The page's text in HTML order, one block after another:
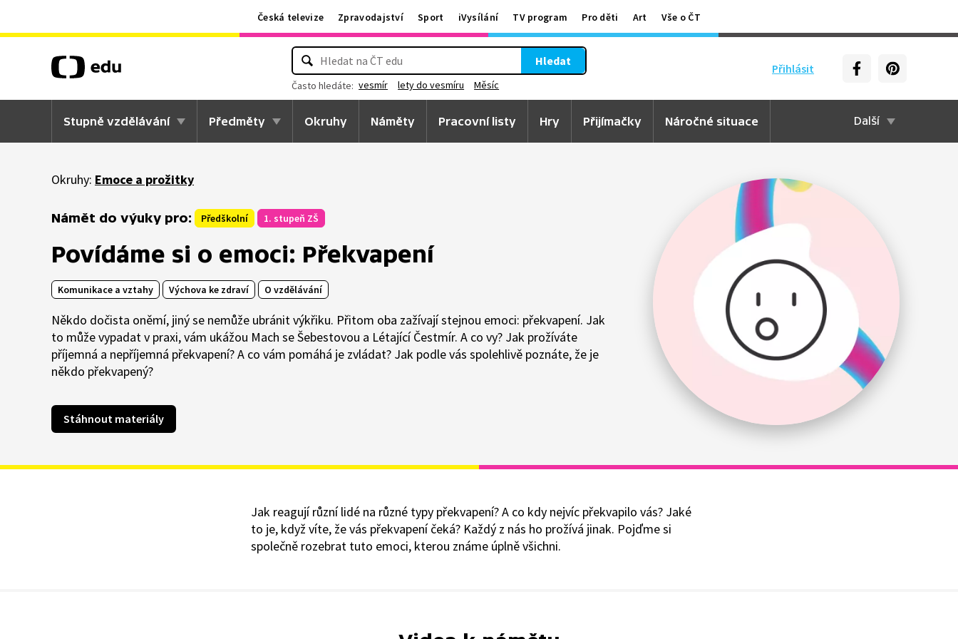
Česká televize Zpravodajství Sport iVysílání TV program Pro děti Art Vše o ČT
Přihlásit
Hledat
Často hledáte: vesmír lety do vesmíru Měsíc
Stupně vzdělávání Předměty Okruhy Náměty Pracovní listy Hry Přijímačky Náročné situace Další
Okruhy: Emoce a prožitky
Námět do výuky pro: Předškolní 1. stupeň ZŠ
Povídáme si o emoci: Překvapení
Komunikace a vztahy Výchova ke zdraví O vzdělávání
Někdo dočista oněmí, jiný se nemůže ubránit výkřiku. Přitom oba zažívají stejnou emoci: překvapení. Jak
to může vypadat v praxi, vám ukážou Mach se Šebestovou a Létající Čestmír. A co vy? Jak prožíváte
příjemná a nepříjemná překvapení? A co vám pomáhá je zvládat? Jak podle vás spolehlivě poznáte, že je
někdo překvapený?
Stáhnout materiály
Jak reagují různí lidé na různé typy překvapení? A co kdy nejvíc překvapilo vás? Jaké
to je, když víte, že vás překvapení čeká? Každý z nás ho prožívá jinak. Pojďme si
společně rozebrat tuto emoci, kterou známe úplně všichni.